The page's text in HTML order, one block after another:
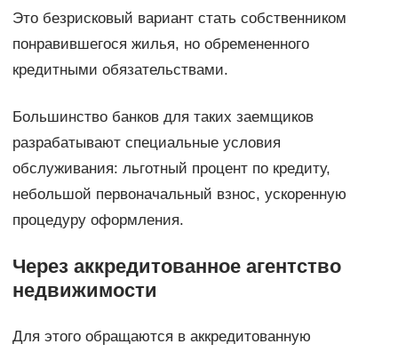
Это безрисковый вариант стать собственником
понравившегося жилья, но обремененного
кредитными обязательствами.
Большинство банков для таких заемщиков
разрабатывают специальные условия
обслуживания: льготный процент по кредиту,
небольшой первоначальный взнос, ускоренную
процедуру оформления.
Через аккредитованное агентство
недвижимости
Для этого обращаются в аккредитованную